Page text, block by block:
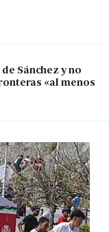
Sánchez y no
«al menos